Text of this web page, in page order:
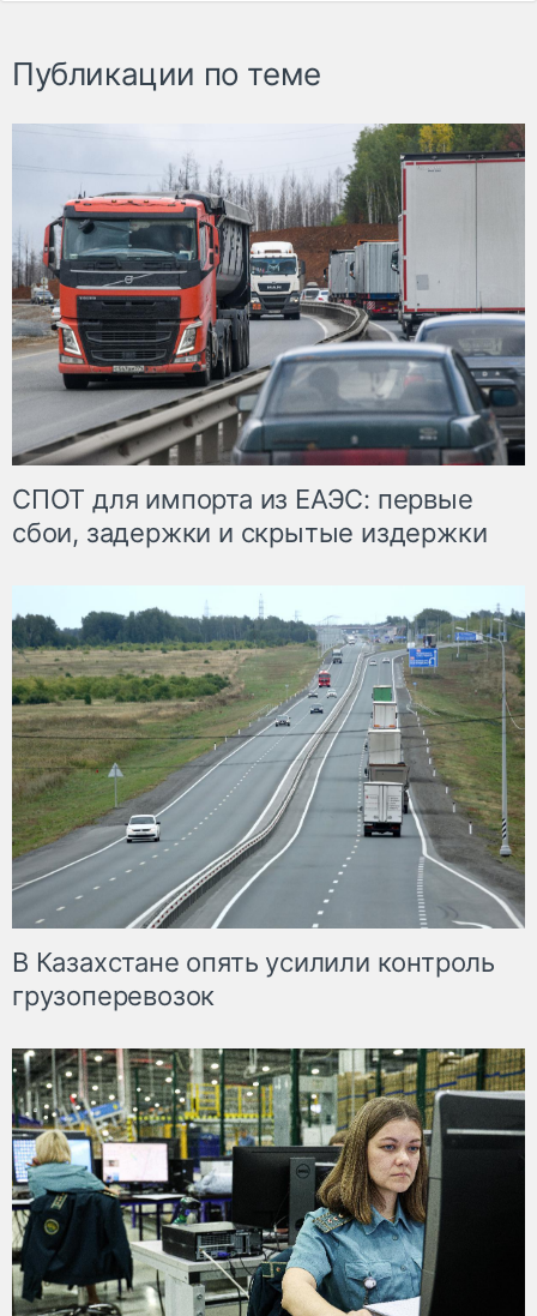
Публикации по теме
СПОТ для импорта из ЕАЭС: первые
сбои, задержки и скрытые издержки
В Казахстане опять усилили контроль
грузоперевозок